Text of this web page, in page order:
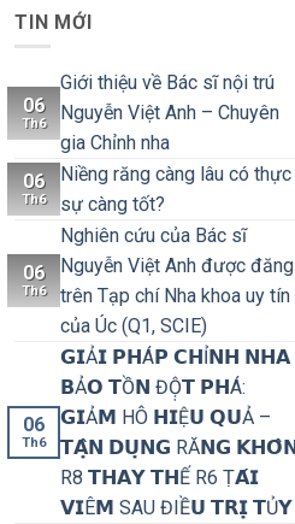
TIN MỚI
06
Th6
Giới thiệu về Bác sĩ nội trú
Nguyễn Việt Anh – Chuyên
gia Chỉnh nha
06
Th6
Niềng răng càng lâu có thực
sự càng tốt?
06
Th6
Nghiên cứu của Bác sĩ
Nguyễn Việt Anh được đăng
trên Tạp chí Nha khoa uy tín
của Úc (Q1, SCIE)
06
Th6
𝗚𝗜Ả𝗜 𝗣𝗛Á𝗣 𝗖𝗛Ỉ𝗡𝗛 𝗡𝗛𝗔
𝗕Ả𝗢 𝗧Ồ𝗡 ĐỘ̣𝗧 𝗣𝗛Á:
𝗚𝗜Ả𝗠 HÔ 𝗛𝗜Ệ𝗨 𝗤𝗨Ả –
𝗧𝗔̣̂𝗡 𝗗𝗨̣𝗡𝗚 RĂ𝗡𝗚 𝗞𝗛𝗢̂𝗡
R8 𝗧𝗛𝗔𝗬 𝗧𝗛Ế R6 Ṭ𝗔́𝗜
𝗩𝗜Ê𝗠 SAU ĐIỀ𝗨 𝗧𝗥𝗜̣ 𝗧Ủ𝗬